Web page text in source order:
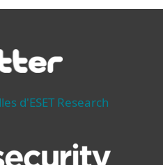
d'ESET Research